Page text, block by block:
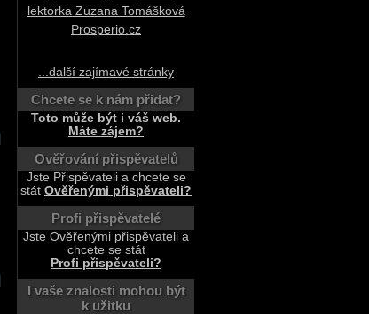
lektorka Zuzana Tomášková
Prosperio.cz
...další zajímavé stránky
Chcete se k nám přidat?
Toto může být i váš web.
Máte zájem?
Ověřování přispěvatelů
Jste Přispěvateli a chcete se
stát Ověřenými přispěvateli?
Profi přispěvatelé
Jste Ověřenými přispěvateli a
chcete se stát
Profi přispěvateli?
I vaše znalosti mohou být
k užitku